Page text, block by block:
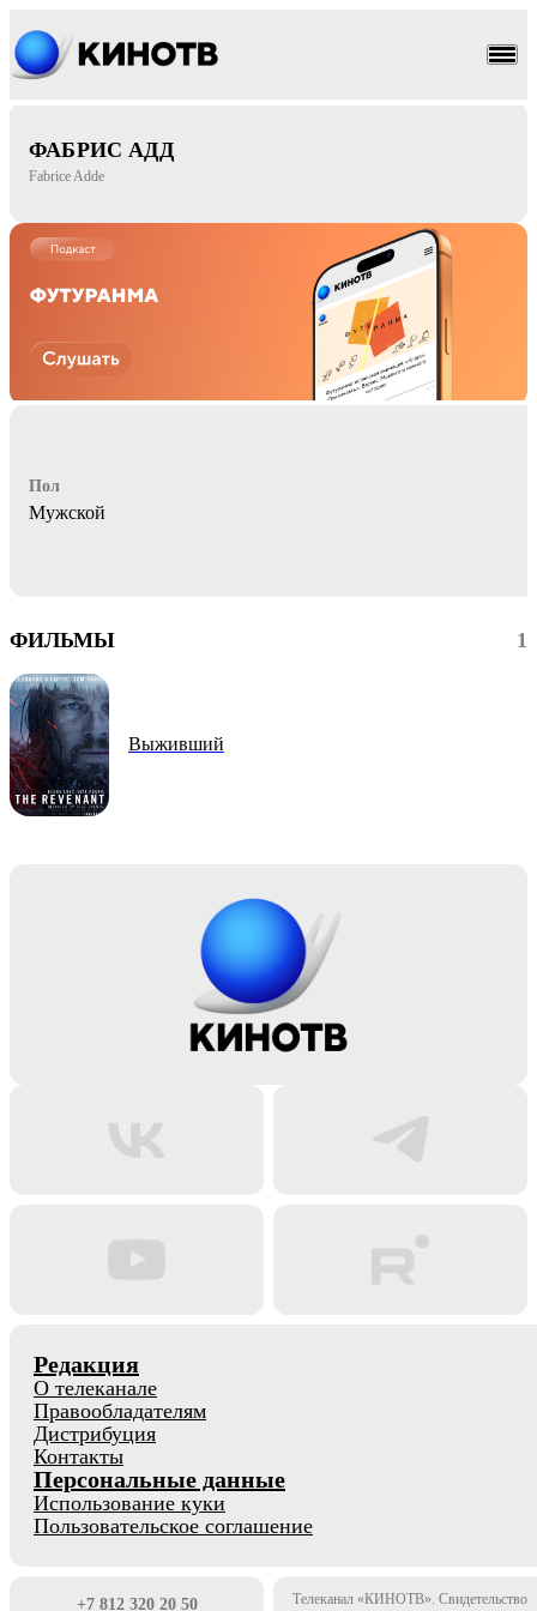
ФАБРИС АДД
Fabrice Adde
Пол
Мужской
ФИЛЬМЫ 1
Выживший
Редакция
О телеканале
Правообладателям
Дистрибуция
Контакты
Персональные данные
Использование куки
Пользовательское соглашение
+7 812 320 20 50
Телеканал «КИНОТВ». Свидетельство